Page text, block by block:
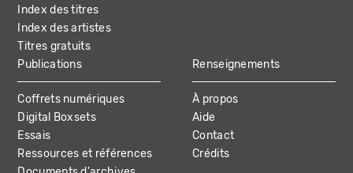
Index des titres
Index des artistes
Titres gratuits
Publications
Coffrets numériques
Digital Boxsets
Essais
Ressources et références
Renseignements
À propos
Aide
Contact
Crédits